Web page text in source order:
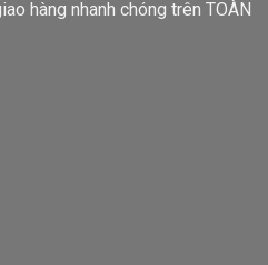
hàng nhanh chóng trên TOÀN